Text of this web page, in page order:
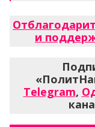
и
Telegram,